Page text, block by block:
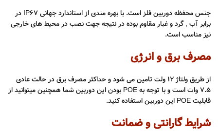
جنس محفظه دوربین فلز است. با بهره مندی از استاندارد جهانی IP67 در
برابر آب , گرد و غبار مقاوم بوده در نتیجه جهت نصب در محیط های خارجی
نیز مناسب است.
مصرف برق و انرژی
از طریق ولتاژ ۱۲ ولت تامین می شود و حداکثر مصرف برق در حالت عادی
۷.۵ وات است و با توجه به POE بودن این دوربین شما همچنین میتوانید از
قابلیت POE این دوربین استفاده کنید.
شرایط گارانتی و ضمانت